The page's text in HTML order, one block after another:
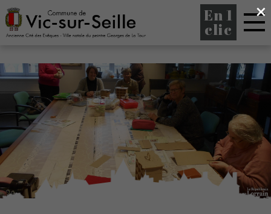
En 1
clic
×